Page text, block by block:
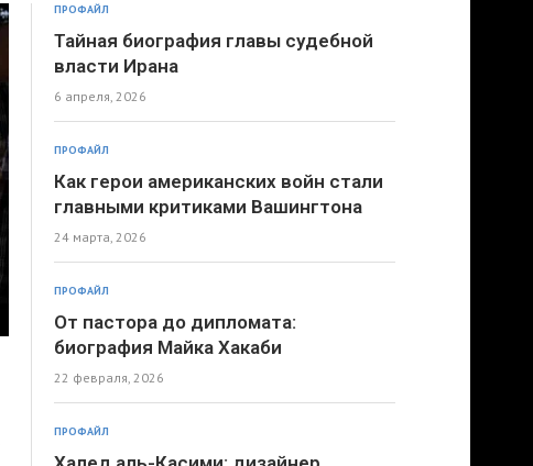
ПРОФАЙЛ
Тайная биография главы судебной
власти Ирана
6 апреля, 2026
ПРОФАЙЛ
Как герои американских войн стали
главными критиками Вашингтона
24 марта, 2026
ПРОФАЙЛ
От пастора до дипломата:
биография Майка Хакаби
22 февраля, 2026
ПРОФАЙЛ